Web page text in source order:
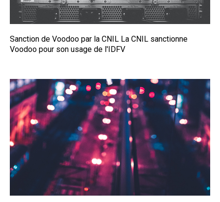
Sanction de Voodoo par la CNIL La CNIL sanctionne
Voodoo pour son usage de l'IDFV